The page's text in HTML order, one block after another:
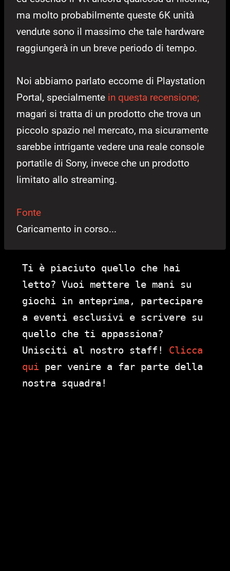
ma molto probabilmente queste 6K unità
vendute sono il massimo che tale hardware
raggiungerà in un breve periodo di tempo.
Noi abbiamo parlato eccome di Playstation
Portal, specialmente in questa recensione;
magari si tratta di un prodotto che trova un
piccolo spazio nel mercato, ma sicuramente
sarebbe intrigante vedere una reale console
portatile di Sony, invece che un prodotto
limitato allo streaming.
Fonte
Caricamento in corso...
Ti è piaciuto quello che hai
letto? Vuoi mettere le mani su
giochi in anteprima, partecipare
a eventi esclusivi e scrivere su
quello che ti appassiona?
Unisciti al nostro staff! Clicca
qui per venire a far parte della
nostra squadra!